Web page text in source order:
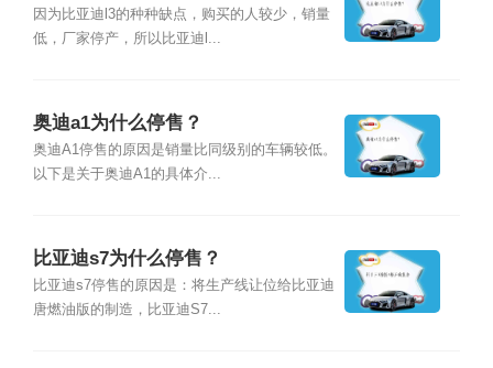
因为比亚迪l3的种种缺点，购买的人较少，销量
低，厂家停产，所以比亚迪l...
奥迪a1为什么停售？
奥迪A1停售的原因是销量比同级别的车辆较低。
以下是关于奥迪A1的具体介...
比亚迪s7为什么停售？
比亚迪s7停售的原因是：将生产线让位给比亚迪
唐燃油版的制造，比亚迪S7...